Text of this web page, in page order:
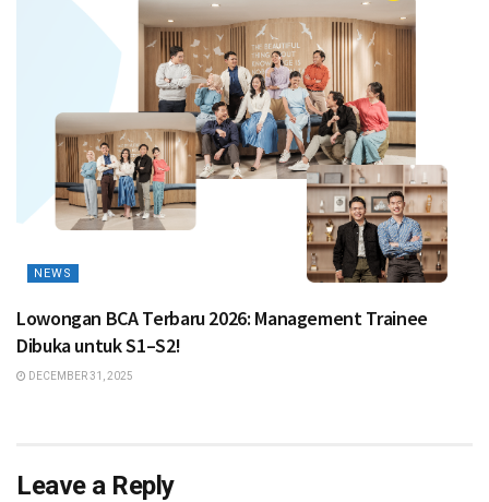
NEWS
Lowongan BCA Terbaru 2026: Management Trainee
Dibuka untuk S1–S2!
DECEMBER 31, 2025
Leave a Reply